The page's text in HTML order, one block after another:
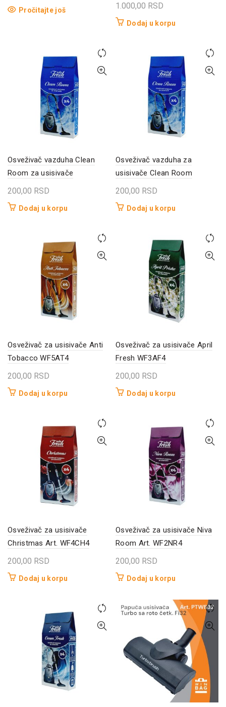
Pročitajte još 1.000,00 RSD
Dodaj u korpu
Osveživač vazduha Clean
Room za usisivače
200,00 RSD
Dodaj u korpu
Osveživač vazduha za
usisivače Clean Room
200,00 RSD
Dodaj u korpu
Osveživač za usisivače Anti
Tobacco WF5AT4
200,00 RSD
Dodaj u korpu
Osveživač za usisivače April
Fresh WF3AF4
200,00 RSD
Dodaj u korpu
Osveživač za usisivače
Christmas Art. WF4CH4
200,00 RSD
Dodaj u korpu
Osveživač za usisivače Niva
Room Art. WF2NR4
200,00 RSD
Dodaj u korpu